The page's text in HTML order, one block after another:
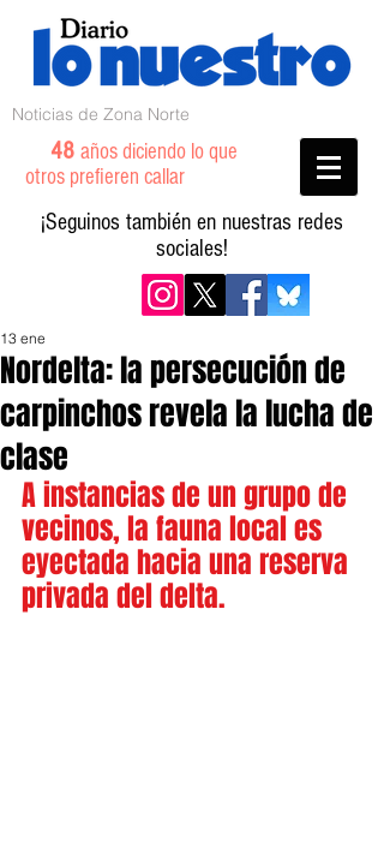
Noticias de Zona Norte
48 años diciendo lo que
otros prefieren callar
¡Seguinos también en nuestras redes
sociales!
Nordelta: la persecución de
carpinchos revela la lucha de
clase
13 ene
A instancias de un grupo de
vecinos, la fauna local es
eyectada hacia una reserva
privada del delta.